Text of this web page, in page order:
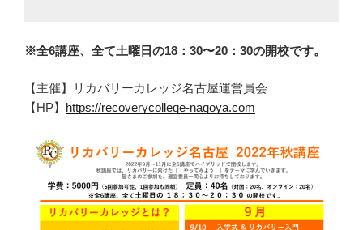
※全6講座、全て土曜日の18：30〜20：30の開校です。
【主催】リカバリーカレッジ名古屋運営員会
【HP】 https://recoverycollege-nagoya.com